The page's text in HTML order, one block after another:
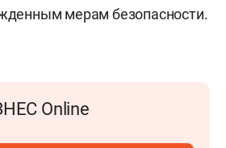
мерам безопасности.
Online